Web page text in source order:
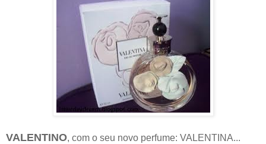
VALENTINO, com o seu novo perfume: VALENTINA...